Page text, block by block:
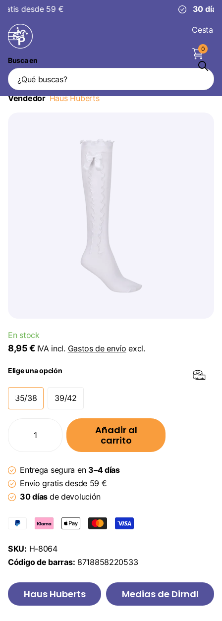
Busca en
Cesta
0
Medias Oktoberfest Damas Blancas con
Lazo
Vendedor Haus Huberts
En stock
8,95 € IVA incl. Gastos de envío excl.
Elige una opción
35/38 39/42
Añadir al
carrito
Entrega segura en 3–4 días
Envío gratis desde 59 €
30 días de devolución
SKU: H-8064
Código de barras: 8718858220533
Haus Huberts Medias de Dirndl